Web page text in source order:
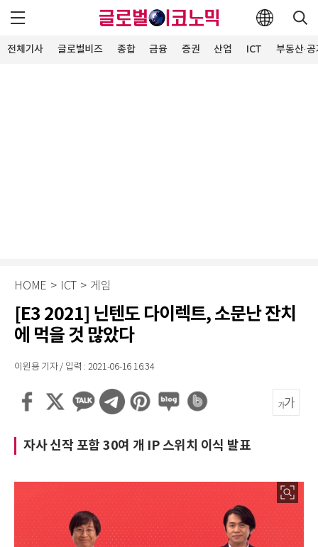
전체기사 글로벌비즈 종합 금융 증권 산업 ICT 부동산·
HOME > ICT > 게임
[E3 2021] 닌텐도 다이렉트, 소문난 잔치
에 먹을 것 많았다
이원용 기자 / 입력 : 2021-06-16 16:34
자사 신작 포함 30여 개 IP 스위치 이식 발표